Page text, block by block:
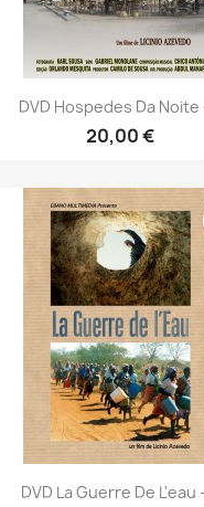
DVD Hospedes Da Noite
20,00 €
DVD La Guerre De L'eau